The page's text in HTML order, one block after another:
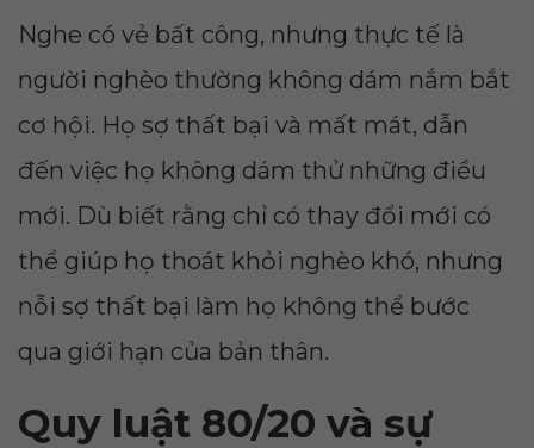
Nghe có vẻ bất công, nhưng thực tế là
người nghèo thường không dám nắm bắt
cơ hội. Họ sợ thất bại và mất mát, dẫn
đến việc họ không dám thử những điều
mới. Dù biết rằng chỉ có thay đổi mới có
thể giúp họ thoát khỏi nghèo khó, nhưng
nỗi sợ thất bại làm họ không thể bước
qua giới hạn của bản thân.
Quy luật 80/20 và sự